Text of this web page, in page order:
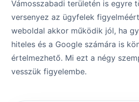
Vámosszabadi területén is egyre
versenyez az ügyfelek
weboldal akkor működik jól, ha
hiteles és a Google számára is
értelmezhető. Mi ezt a négy
vesszük figyelembe.